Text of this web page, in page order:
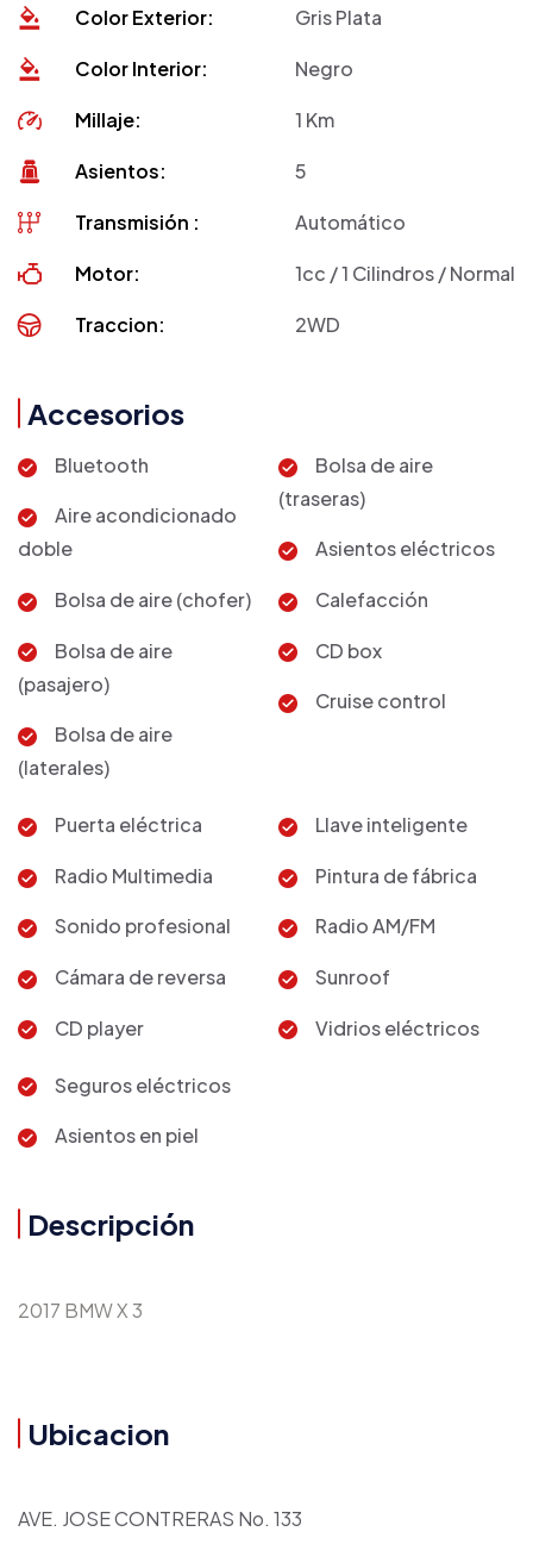
Color Exterior: Gris Plata
Color Interior: Negro
Millaje: 1 Km
Asientos: 5
Transmisión : Automático
Motor: 1cc / 1 Cilindros / Normal
Traccion: 2WD
Accesorios
Bluetooth
Aire acondicionado
doble
Bolsa de aire (chofer)
Bolsa de aire
(pasajero)
Bolsa de aire
(laterales)
Bolsa de aire
(traseras)
Asientos eléctricos
Calefacción
CD box
Cruise control
Puerta eléctrica
Radio Multimedia
Sonido profesional
Cámara de reversa
CD player
Llave inteligente
Pintura de fábrica
Radio AM/FM
Sunroof
Vidrios eléctricos
Seguros eléctricos
Asientos en piel
Descripción
2017 BMW X 3
Ubicacion
AVE. JOSE CONTRERAS No. 133